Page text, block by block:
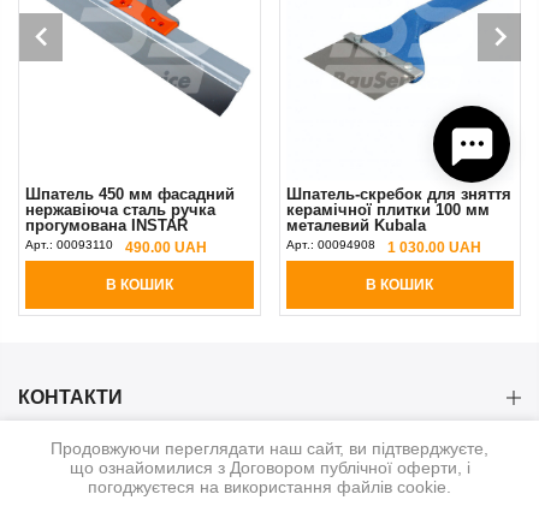
Шпатель 450 мм фасадний
нержавіюча сталь ручка
прогумована INSTAR
Арт.: 00093110 490.00 UAH
В КОШИК
Шпатель-скребок для зняття
керамічної плитки 100 мм
металевий Kubala
Арт.: 00094908 1 030.00 UAH
В КОШИК
КОНТАКТИ
КАТЕГОРІЇ
Продовжуючи переглядати наш сайт, ви підтверджуєте,
що ознайомилися з Договором публічної оферти, і
погоджуєтеся на використання файлів cookie.